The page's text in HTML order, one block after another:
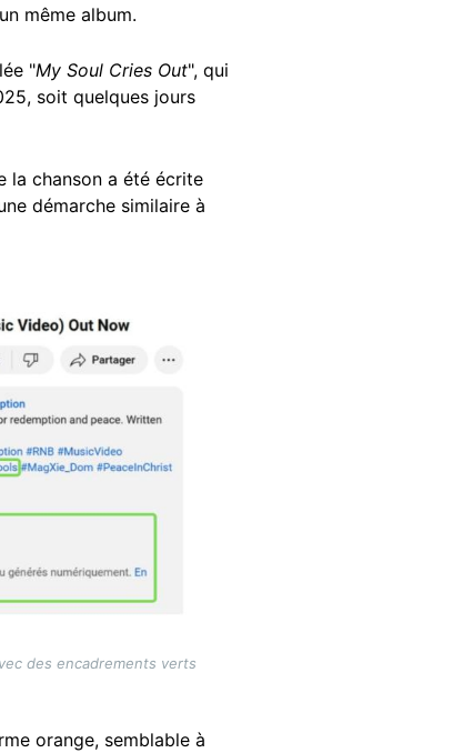
même album.
"My Soul Cries Out", qui
soit quelques jours
la chanson a été écrite
démarche similaire à
des encadrements verts
orange, semblable à